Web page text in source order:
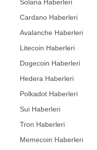
Solana Haberleri
Cardano Haberleri
Avalanche Haberleri
Litecoin Haberleri
Dogecoin Haberleri
Hedera Haberleri
Polkadot Haberleri
Sui Haberleri
Tron Haberleri
Memecoin Haberleri